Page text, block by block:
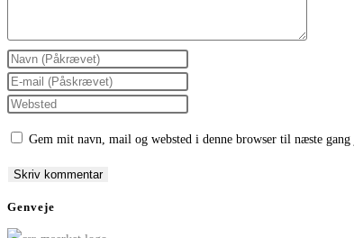
Enter
your
name
to
Enter
your
to
Enter
URL
Gem mit navn, mail og websted i denne browser til næste gang
Genveje